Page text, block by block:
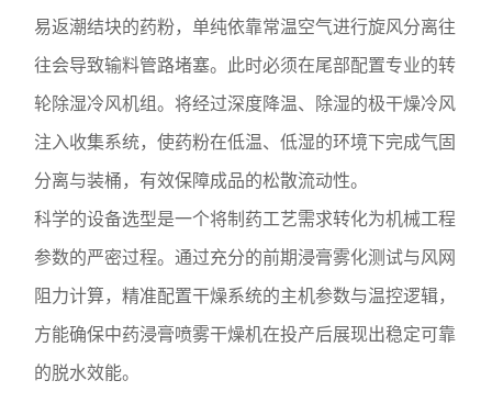
易返潮结块的药粉，单纯依靠常温空气进行旋风分离往
往会导致输料管路堵塞。此时必须在尾部配置专业的转
轮除湿冷风机组。将经过深度降温、除湿的极干燥冷风
注入收集系统，使药粉在低温、低湿的环境下完成气固
分离与装桶，有效保障成品的松散流动性。
科学的设备选型是一个将制药工艺需求转化为机械工程
参数的严密过程。通过充分的前期浸膏雾化测试与风网
阻力计算，精准配置干燥系统的主机参数与温控逻辑，
方能确保中药浸膏喷雾干燥机在投产后展现出稳定可靠
的脱水效能。